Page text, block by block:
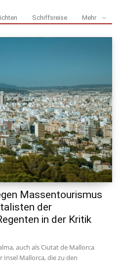
Schiffsreise Mehr
Massentourismus
der
in der Kritik
auch als Ciutat de Mallorca
Mallorca, die zu den